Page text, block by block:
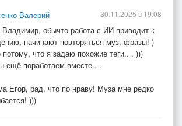
Валерий
обычто работа с ИИ приводит к
начинают повторяться муз. фразы! )
что я задаю похожие теги.. . )))
ещё поработаем вместе.. .
Егор, рад, что по нраву! Муза мне редко
)))
30.11.2025 в 19:08